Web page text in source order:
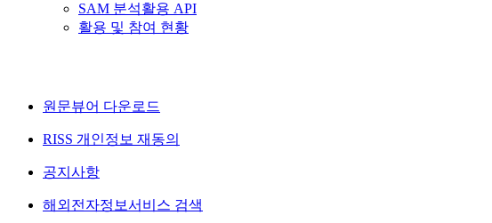
SAM 분석활용 API
활용 및 참여 현황
원문뷰어 다운로드
RISS 개인정보 재동의
공지사항
해외전자정보서비스 검색